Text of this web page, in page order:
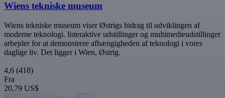
Wiens tekniske museum
Wiens tekniske museum viser Østrigs bidrag til udviklingen af
moderne teknologi. Interaktive udstillinger og multimedieudstillinger
arbejder for at demonstrere afhængigheden af teknologi i vores
daglige liv. Det ligger i Wien, Østrig.
4,6 (418)
Fra
20,79 US$